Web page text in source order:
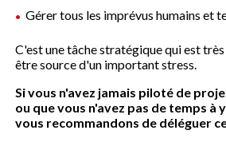
Gérer tous les imprévus humains et
C'est une tâche stratégique qui est
être source d'un important stress.
Si vous n'avez jamais piloté de
ou que vous n'avez pas de temps à
vous recommandons de déléguer